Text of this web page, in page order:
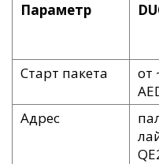
Параметр
Старт пакета
от
Адрес